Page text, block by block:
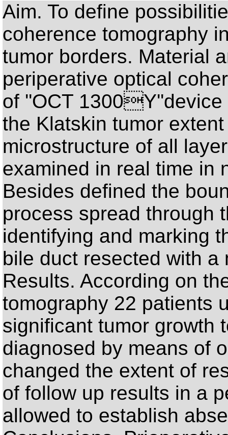
Aim. To define
coherence tomography
tumor borders. Material
periperative optical
of ''OCT
the Klatskin tumor
microstructure of all
examined in real time in
Besides defined the
process spread through
identifying and marking
bile duct resected with
Results. According on
tomography 22 patients
significant tumor growth
diagnosed by means of
changed the extent of
of follow up results in a
allowed to establish